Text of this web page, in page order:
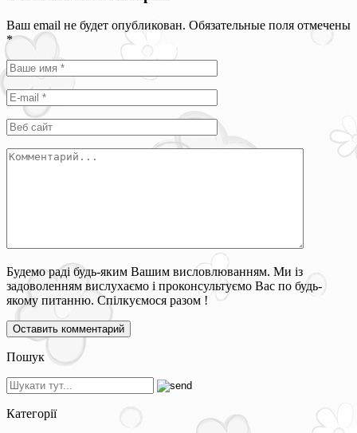
Ваш email не будет опубликован. Обязательные поля отмечены
*
Будемо раді будь-яким Вашим висловлюванням. Ми із
задоволенням вислухаємо і проконсультуємо Вас по будь-
якому питанню. Спілкуємося разом !
Пошук
Категорії